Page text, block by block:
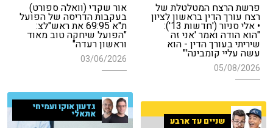
פרשת הרצח המטלטלת של
רצח עורך הדין בראשון לציון
• אלי סניור ('חדשות 13'):
"הוא הודה ואמר 'אני זה
שיריתי בעורך הדין - הוא
עשה עליי קומבינה'"
05/08/2026
אור שקדי (וואלה ספורט)
בעקבות הדריסה של הפועל
ת"א 69:95 את ראש"לצ:
"הפועל שיחקה טוב מאוד
וראשון רעדה"
03/06/2026
גדעון אוקו ועמיחי
אתאלי
שניים עד ארבע